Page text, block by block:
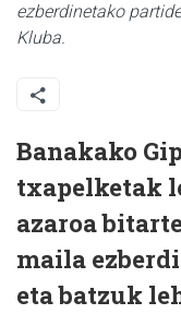
ezberdinetako
Kluba.
Banakako
txapelketak
azaroa
maila
eta batzuk